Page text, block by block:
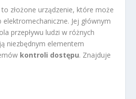
to złożone urządzenie, które może
elektromechaniczne. Jej głównym
przepływu ludzi w różnych
niezbędnym elementem
kontroli dostępu. Znajduje